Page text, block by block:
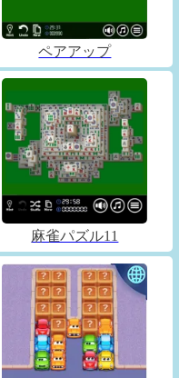
ペアアップ
麻雀パズル11